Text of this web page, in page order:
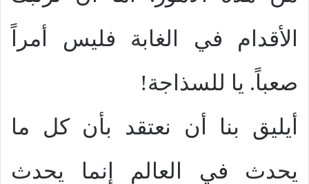
الأقدام في الغابة فليس أمراً
صعباً. يا للسذاجة!
أيليق بنا أن نعتقد بأن كل ما
يحدث في العالم إنما يحدث